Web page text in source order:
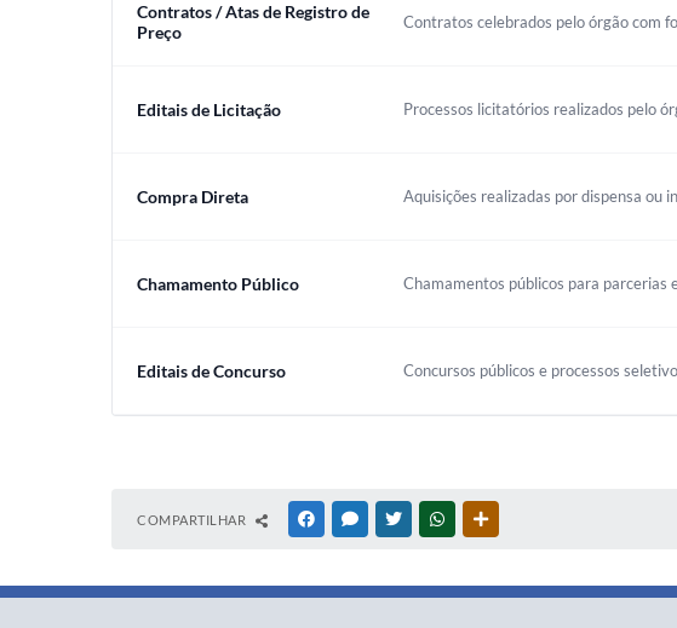
Contratos / Atas de Registro de
Preço
Contratos celebrados pelo órgão com
Editais de Licitação Processos licitatórios realizados pelo
Compra Direta Aquisições realizadas por dispensa ou
Chamamento Público Chamamentos públicos para parcerias
Editais de Concurso Concursos públicos e processos
COMPARTILHAR FACEBOOKMESSENGER
TWITTERWHATSAPP